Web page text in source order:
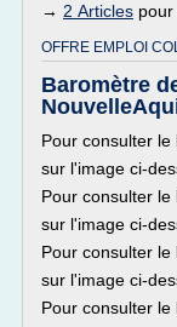
→ 2 Articles
OFFRE EMPLOI
Baromètre
Pour consulter
sur l'image ci-
Pour consulter
sur l'image ci-
Pour consulter
sur l'image ci-
Pour consulter